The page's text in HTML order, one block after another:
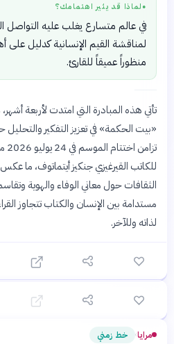
لماذا قد يثير اهتمامك؟
في عالم متسارع يغلب عليه التواصل
لمناقشة القيم الإنسانية كدليل على
منظوراً عميقاً للقارئ.
الحكمة» في تعزيز التفكير والتحليل حول
تزامن
القيرغيزي جنكيز أيتماتوف، ما عكس
حول معاني الوفاء والهوية وتقاسم
بين الإنسان والكتاب تتجاوز القراءة
وللآخر.
اختيار متعدد
الخلافة العباسية: عصر الازدهار
بغداد
سؤال🟡 متوسط
مرايا› خط زمني